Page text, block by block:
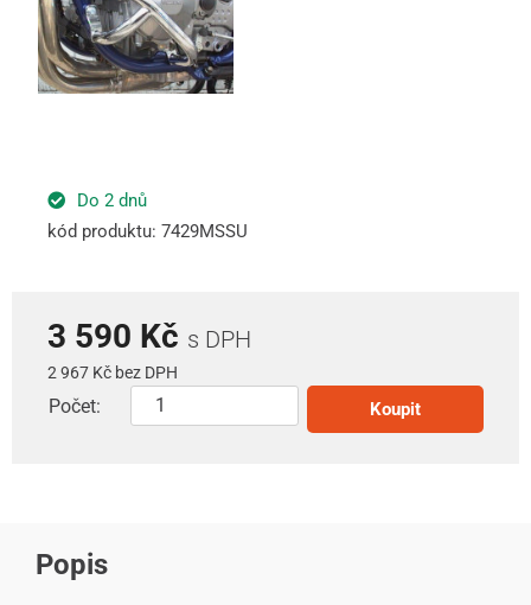
Do 2 dnů
kód produktu: 7429MSSU
3 590 Kč s DPH
2 967 Kč bez DPH
Počet: Koupit
Popis